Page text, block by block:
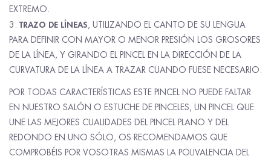
EXTREMO.
TRAZO DE LÍNEAS, UTILIZANDO EL CANTO DE SU LENGUA
PARA DEFINIR CON MAYOR O MENOR PRESIÓN LOS GROSORES
DE LA LÍNEA, Y GIRANDO EL PINCEL EN LA DIRECCIÓN DE LA
CURVATURA DE LA LÍNEA A TRAZAR CUANDO FUESE NECESARIO.
POR TODAS CARACTERÍSTICAS ESTE PINCEL NO PUEDE FALTAR
EN NUESTRO SALÓN O ESTUCHE DE PINCELES, UN PINCEL QUE
UNE LAS MEJORES CUALIDADES DEL PINCEL PLANO Y DEL
REDONDO EN UNO SÓLO, OS RECOMENDAMOS QUE
COMPROBÉIS POR VOSOTRAS MISMAS LA POLIVALENCIA DEL